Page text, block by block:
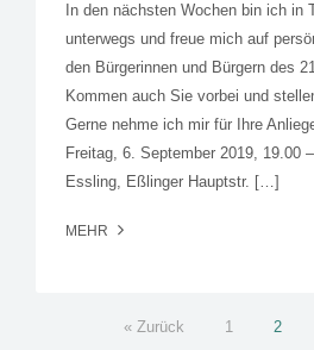
In den nächsten Wochen bin ich in
unterwegs und freue mich auf
den Bürgerinnen und Bürgern des
Kommen auch Sie vorbei und
Gerne nehme ich mir für Ihre
Freitag, 6. September 2019, 19.00
Essling, Eßlinger Hauptstr. […]
MEHR
« Zurück 1 2